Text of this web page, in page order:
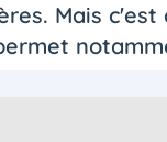
Mais